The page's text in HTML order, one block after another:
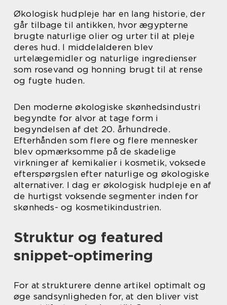
Økologisk hudpleje har en lang historie, der
går tilbage til antikken, hvor ægypterne
brugte naturlige olier og urter til at pleje
deres hud. I middelalderen blev
urtelægemidler og naturlige ingredienser
som rosevand og honning brugt til at rense
og fugte huden.
Den moderne økologiske skønhedsindustri
begyndte for alvor at tage form i
begyndelsen af det 20. århundrede.
Efterhånden som flere og flere mennesker
blev opmærksomme på de skadelige
virkninger af kemikalier i kosmetik, voksede
efterspørgslen efter naturlige og økologiske
alternativer. I dag er økologisk hudpleje en af
de hurtigst voksende segmenter inden for
skønheds- og kosmetikindustrien.
Struktur og featured
snippet-optimering
For at strukturere denne artikel optimalt og
øge sandsynligheden for, at den bliver vist